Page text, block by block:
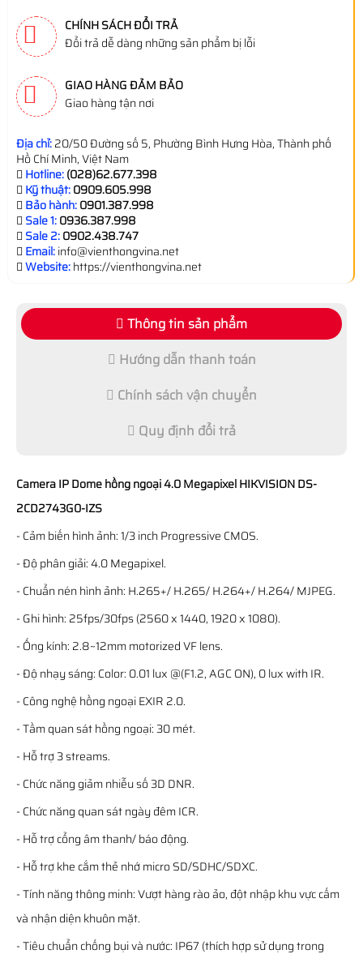
CHÍNH SÁCH ĐỔI TRẢ
Đổi trả dễ dàng những sản phẩm bị lỗi
GIAO HÀNG ĐẢM BẢO
Giao hàng tận nơi
Địa chỉ:20/50 Đường số 5, Phường Bình Hưng Hòa, Thành phố
Hồ Chí Minh, Việt Nam
Hotline:(028)62.677.398
Kỹ thuật:0909.605.998
Bảo hành:0901.387.998
Sale 1:0936.387.998
Sale 2:0902.438.747
Email:info@vienthongvina.net
Website:https://vienthongvina.net
Thông tin sản phẩm
Hướng dẫn thanh toán
Chính sách vận chuyển
Quy định đổi trả
Camera IP Dome hồng ngoại 4.0 Megapixel HIKVISION DS-
2CD2743G0-IZS
- Cảm biến hình ảnh: 1/3 inch Progressive CMOS.
- Độ phân giải: 4.0 Megapixel.
- Chuẩn nén hình ảnh: H.265+/ H.265/ H.264+/ H.264/ MJPEG.
- Ghi hình: 25fps/30fps (2560 x 1440, 1920 x 1080).
- Ống kính: 2.8~12mm motorized VF lens.
- Độ nhạy sáng: Color: 0.01 lux @(F1.2, AGC ON), 0 lux with IR.
- Công nghệ hồng ngoại EXIR 2.0.
- Tầm quan sát hồng ngoại: 30 mét.
- Hỗ trợ 3 streams.
- Chức năng giảm nhiễu số 3D DNR.
- Chức năng quan sát ngày đêm ICR.
- Hỗ trợ cổng âm thanh/ báo động.
- Hỗ trợ khe cắm thẻ nhớ micro SD/SDHC/SDXC.
- Tính năng thông minh: Vượt hàng rào ảo, đột nhập khu vực cấm
và nhận diện khuôn mặt.
- Tiêu chuẩn chống bụi và nước: IP67 (thích hợp sử dụng trong